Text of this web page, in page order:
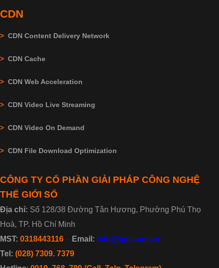
CDN
> CDN Content Delivery Network
> CDN Cache
> CDN Web Acceleration
> CDN Video Live Streaming
> CDN Video On Demand
> CDN File Download Optimization
CÔNG TY CỔ PHẦN GIẢI PHÁP CÔNG NGHỆ
THẾ GIỚI SỐ
Địa chỉ: Số 128/38 Đường Tân Hương, Phường Phú Thọ
Hoà, TP. Hồ Chí Minh
MST: 0318443116 Email: Info@tgs.com.vn
Tel: (028) 7309. 7379